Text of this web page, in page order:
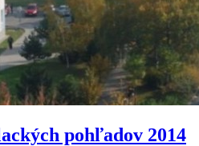
mesta
pohľadov 2014